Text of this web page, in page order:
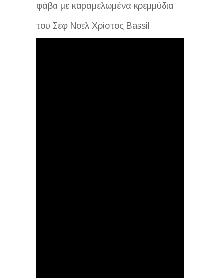
φάβα με καραμελωμένα κρεμμύδια
του Σεφ Νοελ Χρίστος Bassil